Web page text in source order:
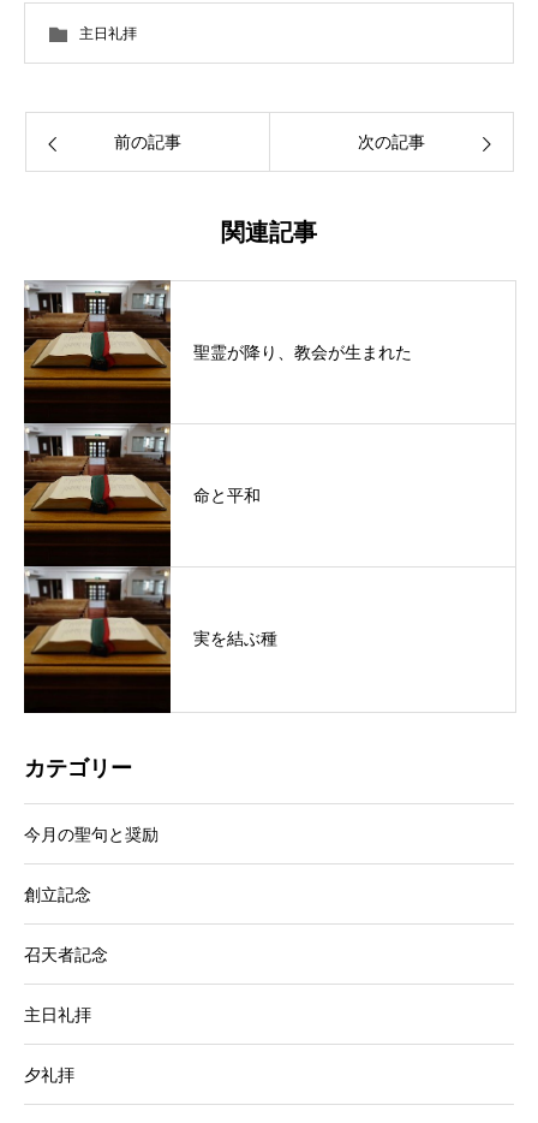
主日礼拝
前の記事 次の記事
関連記事
聖霊が降り、教会が生まれた
命と平和
実を結ぶ種
カテゴリー
今月の聖句と奨励
創立記念
召天者記念
主日礼拝
夕礼拝